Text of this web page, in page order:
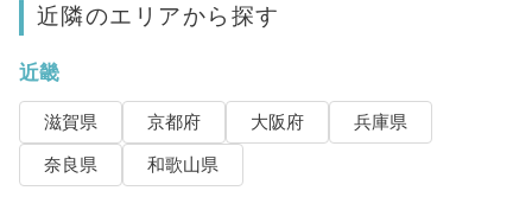
近隣のエリアから探す
近畿
滋賀県 京都府 大阪府
兵庫県
奈良県
和歌山県